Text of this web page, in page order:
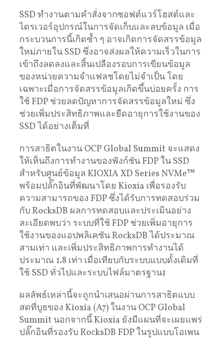
SSD ทำงานตามคำสั่งจากซอฟต์แวร์โฮสต์และ
ไดรเวอร์อุปกรณ์ในการจัดเก็บและลบข้อมูล เมื่อ
กระบวนการนี้เกิดซ้ำ ๆ อาจเกิดการจัดสรรข้อมูล
ใหม่ภายใน SSD ซึ่งอาจส่งผลให้ความเร็วในการ
เข้าถึงลดลงและสิ้นเปลืองรอบการเขียนข้อมูล
ของหน่วยความจำแฟลชโดยไม่จำเป็น โดย
เฉพาะเมื่อการจัดสรรข้อมูลเกิดขึ้นบ่อยครั้ง การ
ใช้ FDP ช่วยลดปัญหาการจัดสรรข้อมูลใหม่ ซึ่ง
ช่วยเพิ่มประสิทธิภาพและยืดอายุการใช้งานของ
SSD ได้อย่างเต็มที่
การสาธิตในงาน OCP Global Summit จะแสดง
ให้เห็นถึงการทำงานของฟังก์ชัน FDP ใน SSD
สำหรับศูนย์ข้อมูล KIOXIA XD Series NVMe™
พร้อมปลั๊กอินที่พัฒนาโดย Kioxia เพื่อรองรับ
ความสามารถของ FDP ซึ่งได้รับการทดสอบร่วม
กับ RocksDB ผลการทดสอบและประเมินอย่าง
ละเอียดพบว่า ระบบที่ใช้ FDP ช่วยเพิ่มอายุการ
ใช้งานของแอปพลิเคชัน RocksDB ได้ประมาณ
สามเท่า และเพิ่มประสิทธิภาพการทำงานได้
ประมาณ 1.8 เท่า เมื่อเทียบกับระบบแบบดั้งเดิมที่
ใช้ SSD ทั่วไปและระบบไฟล์มาตรฐาน1
ผลลัพธ์เหล่านี้จะถูกนำเสนอผ่านการสาธิตแบบ
สดที่บูธของ Kioxia (A7) ในงาน OCP Global
Summit นอกจากนี้ Kioxia ยังมีแผนที่จะเผยแพร่
ปลั๊กอินที่รองรับ RocksDB FDP ในรูปแบบโอเพน